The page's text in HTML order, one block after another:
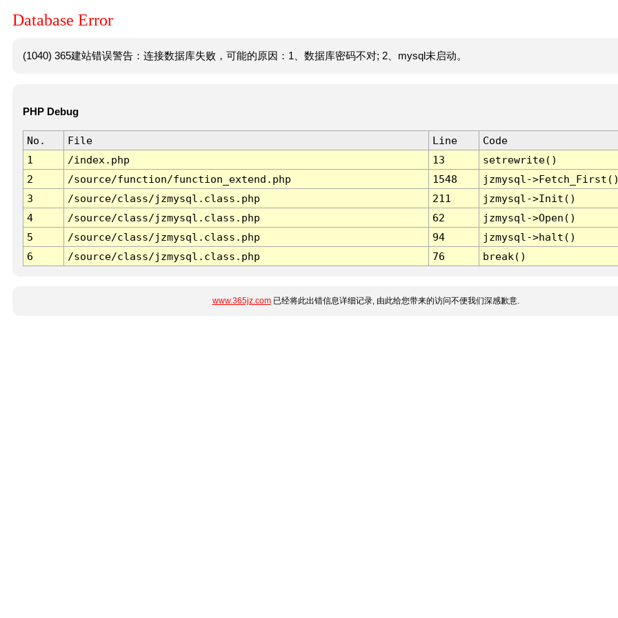
Database Error
(1040) 365建站错误警告：连接数据库失败，可能的原因：1、数据库密码不对; 2、mysql未启动。
PHP Debug
No. File Line
Code
1
/index.php 13
setrewrite()
2
/source/function/function_extend.php 1548
jzmysql-
3
/source/class/jzmysql.class.php 211
jzmysql->Init()
4
/source/class/jzmysql.class.php 62
jzmysql->Open()
5
/source/class/jzmysql.class.php 94
jzmysql->halt()
6
/source/class/jzmysql.class.php 76 break()
www.365jz.com已经将此出错信息详细记录, 由此给您带来的访问不便我们深感歉意.